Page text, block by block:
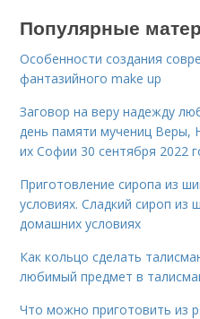
Популярные
Особенности создания
фантазийного make up
Заговор на веру надежду
день памяти мучениц
их Софии 30 сентября 2022
Приготовление сиропа из
условиях. Сладкий сироп из
домашних условиях
Как кольцо сделать
любимый предмет в
Что можно приготовить из